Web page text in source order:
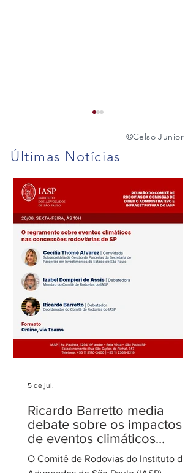
Fenelon Barretto Rost
novamente entre os mais
admirados
©️Celso Junior
Últimas Notícias
Ricardo Barretto media
debate sobre os impactos
de eventos climáticos
extremos nas concessões
de rodovias
O Comitê de Rodovias do Instituto dos
5 de jul.